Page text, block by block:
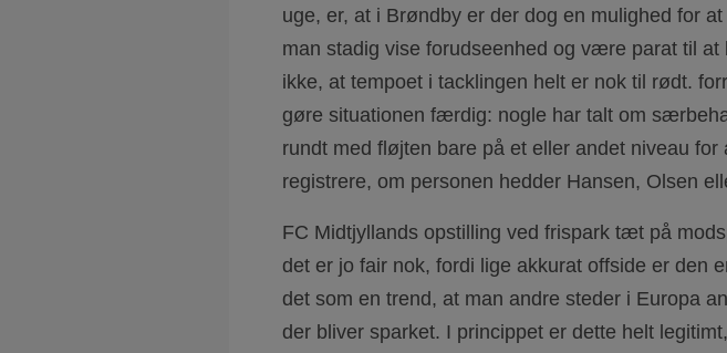
uge, er, at i Brøndby er der dog en mulighed for
man stadig vise forudseenhed og være parat til
ikke, at tempoet i tacklingen helt er nok til rødt.
gøre situationen færdig: nogle har talt om
rundt med fløjten bare på et eller andet niveau
registrere, om personen hedder Hansen, Olsen
FC Midtjyllands opstilling ved frispark tæt på
det er jo fair nok, fordi lige akkurat offside er den
det som en trend, at man andre steder i Europa
der bliver sparket. I princippet er dette helt